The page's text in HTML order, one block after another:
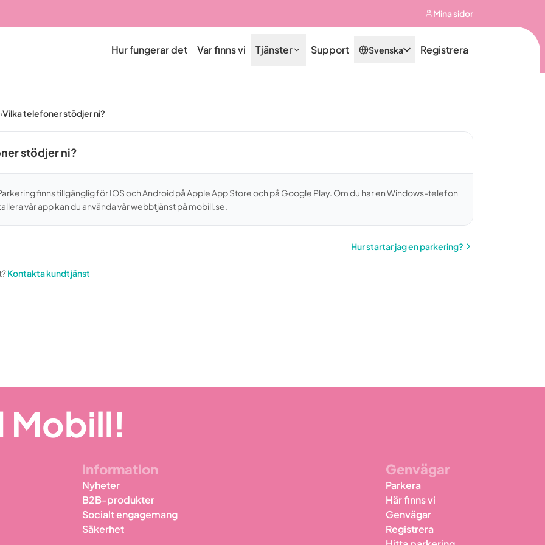
Mina sidor
Hur fungerar det Var finns vi Tjänster Support Svenska Registrera
›Vilka telefoner stödjer ni?
stödjer ni?
finns tillgänglig för IOS och Android påApple App Storeoch på Google Play. Om du har en Windows-telefon
vår app kan du använda vår webbtjänst på mobill.se.
Hur startar jag en parkering?
Kontakta kundtjänst
Mobill!
Information
Nyheter
B2B-produkter
Socialt engagemang
Säkerhet
Genvägar
Parkera
Här finns vi
Genvägar
Registrera